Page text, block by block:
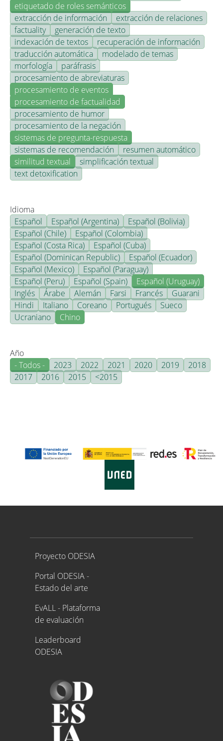
etiquetado de roles semánticos
extracción de información
extracción de relaciones
factuality
generación de texto
indexación de textos
recuperación de información
traducción automática
modelado de temas
morfología
paráfrasis
procesamiento de abreviaturas
procesamiento de eventos
procesamiento de factualidad
procesamiento de humor
procesamiento de la negación
sistemas de pregunta-respuesta
sistemas de recomendación
resumen automático
similitud textual
simplificación textual
text detoxification
Idioma
Español
Español (Argentina)
Español (Bolivia)
Español (Chile)
Español (Colombia)
Español (Costa Rica)
Español (Cuba)
Español (Dominican Republic)
Español (Ecuador)
Español (Mexico)
Español (Paraguay)
Español (Peru)
Español (Spain)
Español (Uruguay)
Inglés
Árabe Alemán Farsi Francés
Guarani
Hindi
Italiano Coreano Portugués
Sueco
Ucraniano
Chino
Año
- Todos -
2023 2022 2021 2020 2019
2018
2017
2016 2015 <2015
Proyecto ODESIA
Proyecto ODESIA
Portal ODESIA -
Estado del arte
EvALL - Plataforma
de evaluación
Leaderboard
ODESIA